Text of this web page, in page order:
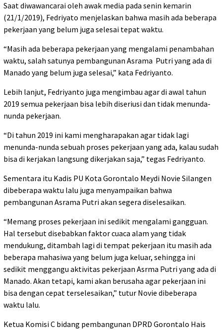
Saat diwawancarai oleh awak media pada senin kemarin
(21/1/2019), Fedriyato menjelaskan bahwa masih ada beberapa
pekerjaan yang belum juga selesai tepat waktu.
“Masih ada beberapa pekerjaan yang mengalami penambahan
waktu, salah satunya pembangunan Asrama Putri yang ada di
Manado yang belum juga selesai,” kata Fedriyanto.
Lebih lanjut, Fedriyanto juga mengimbau agar di awal tahun
2019 semua pekerjaan bisa lebih diseriusi dan tidak menunda-
nunda pekerjaan.
“Di tahun 2019 ini kami mengharapakan agar tidak lagi
menunda-nunda sebuah proses pekerjaan yang ada, kalau sudah
bisa di kerjakan langsung dikerjakan saja,” tegas Fedriyanto.
Sementara itu Kadis PU Kota Gorontalo Meydi Novie Silangen
dibeberapa waktu lalu juga menyampaikan bahwa
pembangunan Asrama Putri akan segera diselesaikan.
“Memang proses pekerjaan ini sedikit mengalami gangguan.
Hal tersebut disebabkan faktor cuaca alam yang tidak
mendukung, ditambah lagi di tempat pekerjaan itu masih ada
beberapa mahasiwa yang belum juga keluar, sehingga ini
sedikit menggangu aktivitas pekerjaan Asrma Putri yang ada di
Manado. Akan tetapi, kami akan berusaha agar pekerjaan ini
bisa dengan cepat terselesaikan,” tutur Novie dibeberapa
waktu lalu.
Ketua Komisi C bidang pembangunan DPRD Gorontalo Hais